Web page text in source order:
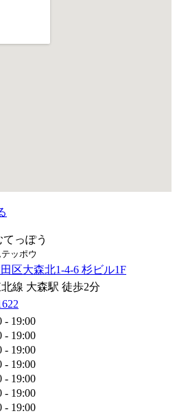
っぽう
ッポウ
区大森北1-4-6 杉ビル1F
線 大森駅 徒歩2分
- 19:00
- 19:00
- 19:00
- 19:00
- 19:00
- 19:00
- 19:00